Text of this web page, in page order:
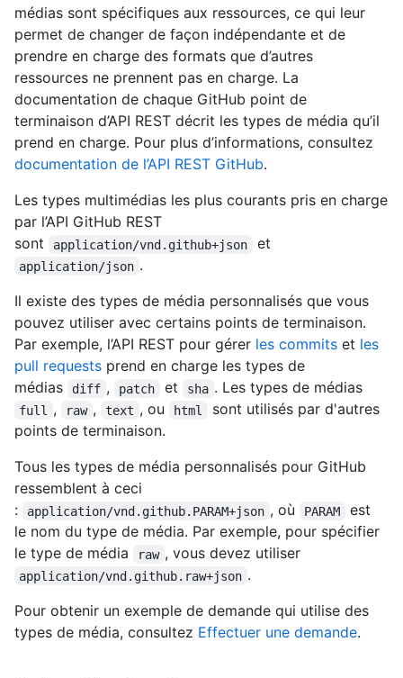
médias sont spécifiques aux ressources, ce qui leur
permet de changer de façon indépendante et de
prendre en charge des formats que d’autres
ressources ne prennent pas en charge. La
documentation de chaque GitHub point de
terminaison d’API REST décrit les types de média qu’il
prend en charge. Pour plus d’informations, consultez
documentation de l’API REST GitHub.
Les types multimédias les plus courants pris en charge
par l’API GitHub REST
sont
application/vnd.github+json et
application/json .
Il existe des types de média personnalisés que vous
pouvez utiliser avec certains points de terminaison.
Par exemple, l’API REST pour gérer les commits et les
pull requests prend en charge les types de
médias
diff , patch et sha . Les types de médias
full , raw , text , ou html
sont utilisés par d'autres
points de terminaison.
Tous les types de média personnalisés pour GitHub
ressemblent à ceci
:
application/vnd.github.PARAM+json , où PARAM
est
le nom du type de média. Par exemple, pour spécifier
le type de média
raw , vous devez utiliser
application/vnd.github.raw+json .
Pour obtenir un exemple de demande qui utilise des
types de média, consultez Effectuer une demande.